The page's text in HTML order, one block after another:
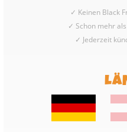
✓ Keinen Black
✓ Schon mehr
✓ Jederzeit